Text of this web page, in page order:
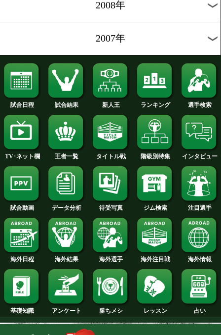
2017年
2016年
2015年
2014年
2013年
2012年
2011年
2010年